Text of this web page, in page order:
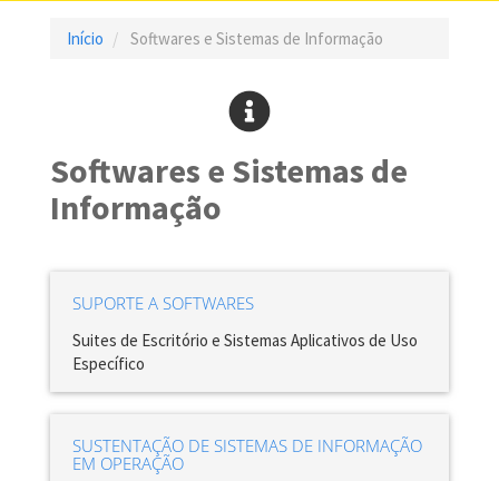
Início Softwares e Sistemas de Informação
Softwares e Sistemas de
Informação
SUPORTE A SOFTWARES
Suites de Escritório e Sistemas Aplicativos de Uso
Específico
SUSTENTAÇÃO DE SISTEMAS DE INFORMAÇÃO
EM OPERAÇÃO